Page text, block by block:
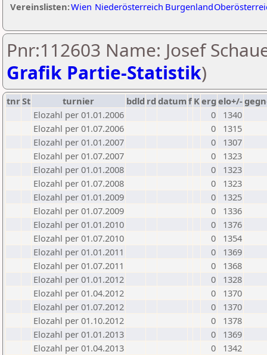
Vereinslisten:Wien Niederösterreich Burgenland
Pnr:112603 Name: Josef
Grafik Partie-Statistik)
tnrSt turnier bdld rd datumf Kerg elo+/-
Elozahl per 01.01.2006
0
1340
Elozahl per 01.07.2006
0
1315
Elozahl per 01.01.2007
0
1307
Elozahl per 01.07.2007
0
1323
Elozahl per 01.01.2008
0
1323
Elozahl per 01.07.2008
0
1323
Elozahl per 01.01.2009
0
1325
Elozahl per 01.07.2009
0
1336
Elozahl per 01.01.2010
0
1376
Elozahl per 01.07.2010
0
1354
Elozahl per 01.01.2011
0
1369
Elozahl per 01.07.2011
0
1368
Elozahl per 01.01.2012
0
1328
Elozahl per 01.04.2012
0
1370
Elozahl per 01.07.2012
0
1370
Elozahl per 01.10.2012
0
1378
Elozahl per 01.01.2013
0
1369
Elozahl per 01.04.2013
0
1342